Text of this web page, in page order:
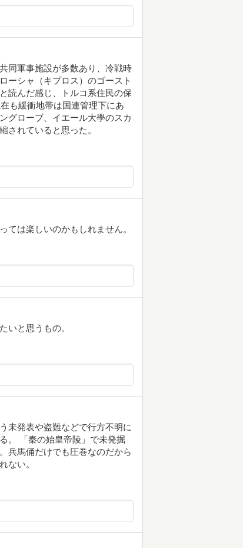
同軍事施設が多数あり、冷戦時
ーシャ（キプロス）のゴースト
読んだ感じ、トルコ系住民の保
も緩衝地帯は国連管理下にあ
グローブ、イエール大學のスカ
されていると思った。
ては楽しいのかもしれません。
いと思うもの。
未発表や盗難などで行方不明に
。 「秦の始皇帝陵」で未発掘
兵馬俑だけでも圧巻なのだから
ない。